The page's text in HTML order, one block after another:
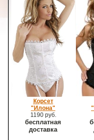
Корсет
"Илона"
1190 руб.
бесплатная
доставка